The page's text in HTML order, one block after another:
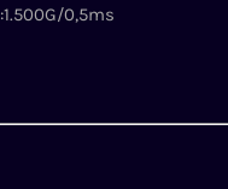
:1.500G/0,5ms